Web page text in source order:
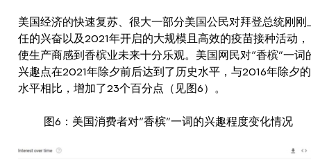
美国经济的快速复苏、很大一部分美国公民对拜登总统刚刚
任的兴奋以及2021年开启的大规模且高效的疫苗接种活动，
使生产商感到香槟业未来十分乐观。美国网民对“香槟”一词
兴趣点在2021年除夕前后达到了历史水平，与2016年除夕的
水平相比，增加了23个百分点（见图6）。
图6：美国消费者对“香槟”一词的兴趣程度变化情况